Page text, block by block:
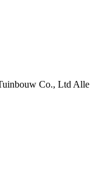
Co., Ltd Alle